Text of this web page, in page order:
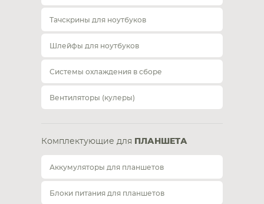
Тачскрины для ноутбуков
Шлейфы для ноутбуков
Системы охлаждения в сборе
Вентиляторы (кулеры)
Комплектующие для ПЛАНШЕТА
Аккумуляторы для планшетов
Блоки питания для планшетов